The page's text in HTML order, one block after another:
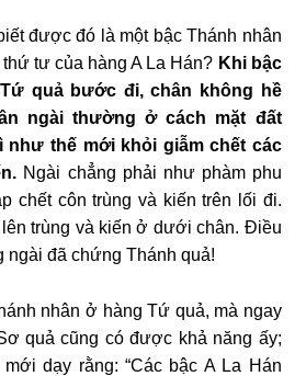
được đó là một bậc Thánh nhân
tư của hàng A La Hán? Khi bậc
quả bước đi, chân không hề
ngài thường ở cách mặt đất
như thế mới khỏi giẫm chết các
Ngài chẳng phải như phàm phu
chết côn trùng và kiến trên lối đi.
trùng và kiến ở dưới chân. Điều
ngài đã chứng Thánh quả!
nhân ở hàng Tứ quả, mà ngay
quả cũng có được khả năng ấy;
dạy rằng: “Các bậc A La Hán